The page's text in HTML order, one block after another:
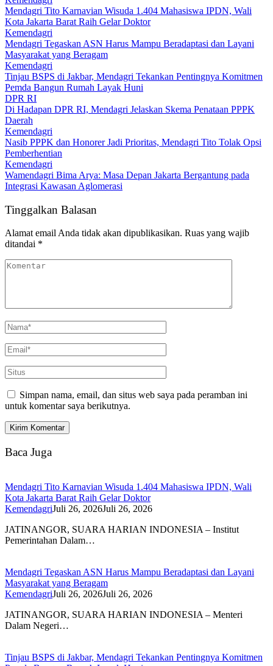
Mendagri Tito Karnavian Wisuda 1.404 Mahasiswa IPDN, Wali
Kota Jakarta Barat Raih Gelar Doktor
Kemendagri
Mendagri Tegaskan ASN Harus Mampu Beradaptasi dan Layani
Masyarakat yang Beragam
Kemendagri
Tinjau BSPS di Jakbar, Mendagri Tekankan Pentingnya Komitmen
Pemda Bangun Rumah Layak Huni
DPR RI
Di Hadapan DPR RI, Mendagri Jelaskan Skema Penataan PPPK
Daerah
Kemendagri
Nasib PPPK dan Honorer Jadi Prioritas, Mendagri Tito Tolak Opsi
Pemberhentian
Kemendagri
Wamendagri Bima Arya: Masa Depan Jakarta Bergantung pada
Integrasi Kawasan Aglomerasi
Tinggalkan Balasan
Alamat email Anda tidak akan dipublikasikan. Ruas yang wajib
ditandai *
Simpan nama, email, dan situs web saya pada peramban ini
untuk komentar saya berikutnya.
Baca Juga
Mendagri Tito Karnavian Wisuda 1.404 Mahasiswa IPDN, Wali
Kota Jakarta Barat Raih Gelar Doktor
KemendagriJuli 26, 2026Juli 26, 2026
JATINANGOR, SUARA HARIAN INDONESIA – Institut
Pemerintahan Dalam…
Mendagri Tegaskan ASN Harus Mampu Beradaptasi dan Layani
Masyarakat yang Beragam
KemendagriJuli 26, 2026Juli 26, 2026
JATINANGOR, SUARA HARIAN INDONESIA – Menteri
Dalam Negeri…
Tinjau BSPS di Jakbar, Mendagri Tekankan Pentingnya Komitmen